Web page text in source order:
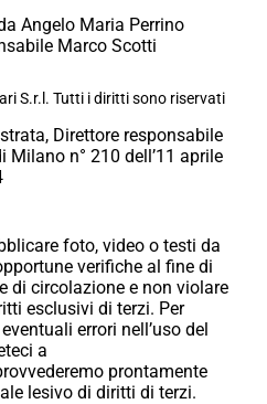
Angelo Maria Perrino
Marco Scotti
S.r.l. Tutti i diritti sono riservati
Direttore responsabile
Milano n° 210 dell’11 aprile
foto, video o testi da
verifiche al fine di
di circolazione e non violare
esclusivi di terzi. Per
errori nell’uso del
a
prontamente
lesivo di diritti di terzi.